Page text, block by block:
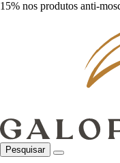
15% nos produtos anti-
Pesquisar